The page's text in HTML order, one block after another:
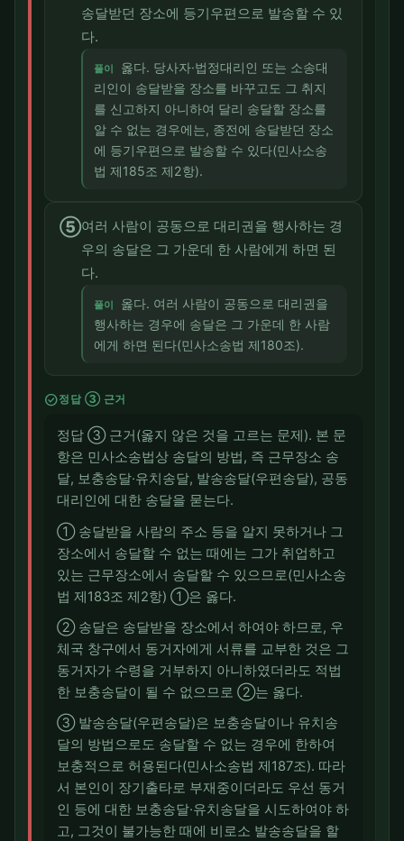
송달받던 장소에 등기우편으로 발송할 수 있
다.
풀이
옳다. 당사자·법정대리인 또는 소송대
리인이 송달받을 장소를 바꾸고도 그 취지
를 신고하지 아니하여 달리 송달할 장소를
알 수 없는 경우에는, 종전에 송달받던 장소
에 등기우편으로 발송할 수 있다(민사소송
법 제185조 제2항).
⑤여러 사람이 공동으로 대리권을 행사하는 경
우의 송달은 그 가운데 한 사람에게 하면 된
다.
풀이
옳다. 여러 사람이 공동으로 대리권을
행사하는 경우에 송달은 그 가운데 한 사람
에게 하면 된다(민사소송법 제180조).
check_circle정답 ③ 근거
정답 ③ 근거(옳지 않은 것을 고르는 문제). 본 문
항은 민사소송법상 송달의 방법, 즉 근무장소 송
달, 보충송달·유치송달, 발송송달(우편송달), 공동
대리인에 대한 송달을 묻는다.
① 송달받을 사람의 주소 등을 알지 못하거나 그
장소에서 송달할 수 없는 때에는 그가 취업하고
있는 근무장소에서 송달할 수 있으므로(민사소송
법 제183조 제2항) ①은 옳다.
② 송달은 송달받을 장소에서 하여야 하므로, 우
체국 창구에서 동거자에게 서류를 교부한 것은 그
동거자가 수령을 거부하지 아니하였더라도 적법
한 보충송달이 될 수 없으므로 ②는 옳다.
③ 발송송달(우편송달)은 보충송달이나 유치송
달의 방법으로도 송달할 수 없는 경우에 한하여
보충적으로 허용된다(민사소송법 제187조). 따라
서 본인이 장기출타로 부재중이더라도 우선 동거
인 등에 대한 보충송달·유치송달을 시도하여야 하
고, 그것이 불가능한 때에 비로소 발송송달을 할